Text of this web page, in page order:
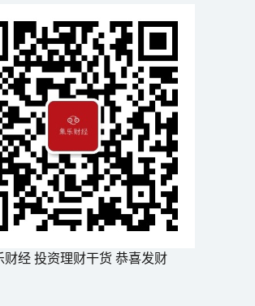
财经 投资理财干货 恭喜发财